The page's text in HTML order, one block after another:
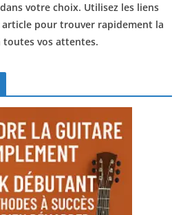
votre choix. Utilisez les liens
article pour trouver rapidement la
vos attentes.